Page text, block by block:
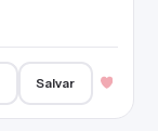
Salvar